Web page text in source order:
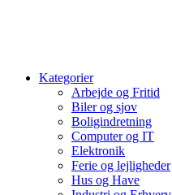
Kategorier
Arbejde og Fritid
Biler og sjov
Boligindretning
Computer og IT
Elektronik
Ferie og lejligheder
Hus og Have